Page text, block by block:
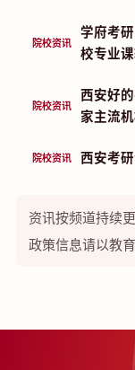
院校资讯
学府考
校专业
院校资讯
西安好
家主流
院校资讯 西安考
资讯按频道持续
政策信息请以教